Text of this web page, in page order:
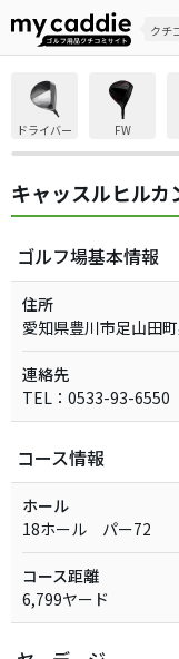
クチ
ドライバー FW
キャッスルヒルカ
ゴルフ場基本情報
住所
愛知県豊川市足山田
連絡先
TEL：0533-93-6550
コース情報
ホール
18ホール パー72
コース距離
6,799ヤード